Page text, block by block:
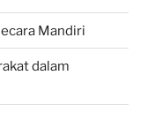
Mandiri
dalam